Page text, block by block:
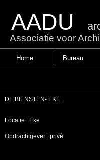
AADU
Associatie voor
Home Bureau
DE BIENSTEN- EKE
Locatie : Eke
Opdrachtgever : privé